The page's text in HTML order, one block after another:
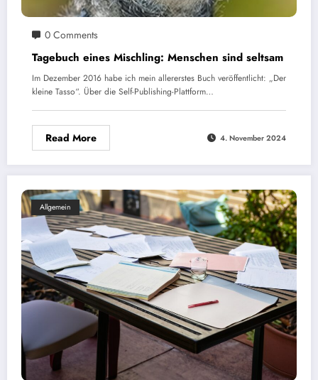
0 Comments
Tagebuch eines Mischling: Menschen sind seltsam
Im Dezember 2016 habe ich mein allererstes Buch veröffentlicht: „Der
kleine Tasso“. Über die Self-Publishing-Plattform…
Read More 4. November 2024
Allgemein